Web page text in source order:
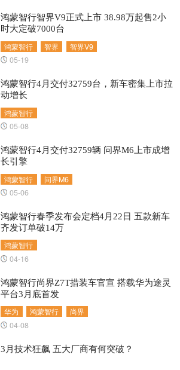
鸿蒙智行 智界 智界V9
鸿蒙智行智界V9正式上市 38.98万起售2小
时大定破7000台
05-19
鸿蒙智行
鸿蒙智行4月交付32759台，新车密集上市拉
动增长
05-08
鸿蒙智行 问界M6
鸿蒙智行4月交付32759辆 问界M6上市成增
长引擎
05-06
鸿蒙智行
鸿蒙智行春季发布会定档4月22日 五款新车
齐发订单破14万
04-16
华为 鸿蒙智行 尚界
鸿蒙智行尚界Z7T措装车官宣 搭载华为途灵
平台3月底首发
04-08
3月​技术狂飙 五大厂商有何突破？